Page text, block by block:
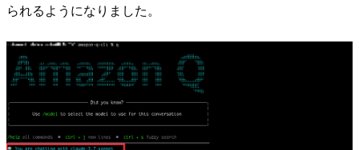
られるようになりました。